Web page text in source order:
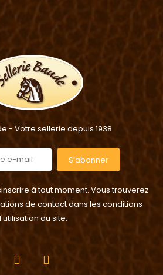
- Votre sellerie depuis 1938
S’abonner
à tout moment. Vous trouverez
de contact dans les conditions
du site.